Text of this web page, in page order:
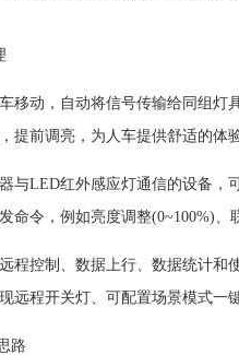
移动，自动将信号传输给同组
提前调亮，为人车提供舒适的体
与LED红外感应灯通信的设备
命令，例如亮度调整(0~100%)、
程控制、数据上行、数据统计
远程开关灯、可配置场景模式一
路